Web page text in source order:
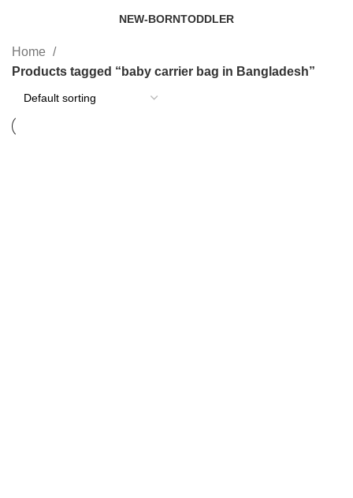
NEW-BORNTODDLER
Home
Products tagged “baby carrier bag in Bangladesh”